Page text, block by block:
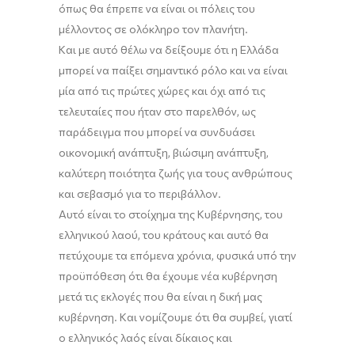
όπως θα έπρεπε να είναι οι πόλεις του
μέλλοντος σε ολόκληρο τον πλανήτη.
Και με αυτό θέλω να δείξουμε ότι η Ελλάδα
μπορεί να παίξει σημαντικό ρόλο και να είναι
μία από τις πρώτες χώρες και όχι από τις
τελευταίες που ήταν στο παρελθόν, ως
παράδειγμα που μπορεί να συνδυάσει
οικονομική ανάπτυξη, βιώσιμη ανάπτυξη,
καλύτερη ποιότητα ζωής για τους ανθρώπους
και σεβασμό για το περιβάλλον.
Αυτό είναι το στοίχημα τηςΚυβέρνησης, του
ελληνικού λαού, του κράτους και αυτό θα
πετύχουμε τα επόμενα χρόνια, φυσικά υπό την
προϋπόθεση ότι θα έχουμε νέα κυβέρνηση
μετά τις εκλογές που θα είναι η δική μας
κυβέρνηση. Και νομίζουμε ότι θα συμβεί, γιατί
ο ελληνικός λαός είναι δίκαιος και